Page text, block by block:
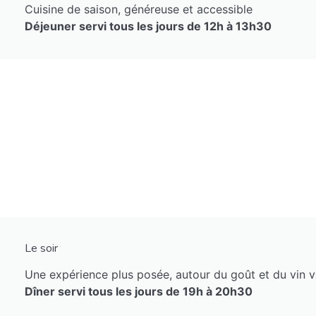
Cuisine de saison, généreuse et accessible
Déjeuner servi tous les jours de 12h à 13h30
Le soir
Une expérience plus posée, autour du goût et du vin
Dîner servi tous les jours de 19h à 20h30